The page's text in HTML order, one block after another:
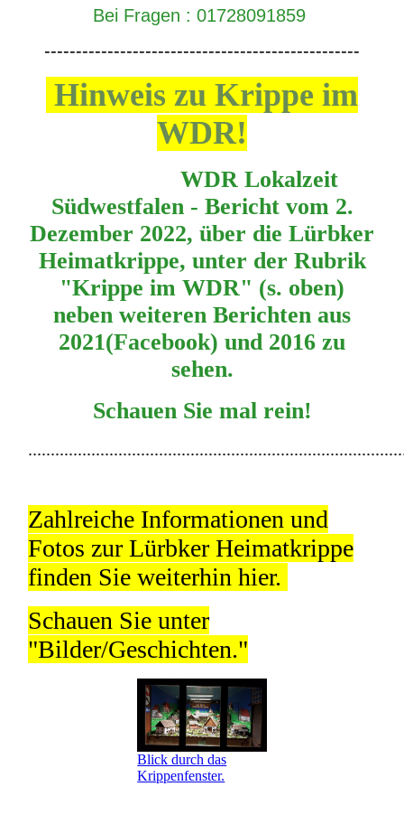
Bei Fragen : 01728091859
--------------------------------------------------
Hinweis zu Krippe im
WDR!
WDR Lokalzeit
Südwestfalen - Bericht vom 2.
Dezember 2022, über die Lürbker
Heimatkrippe, unter der Rubrik
"Krippe im WDR" (s. oben)
neben weiteren Berichten aus
2021(Facebook) und 2016 zu
sehen.
Schauen Sie mal rein!
Zahlreiche Informationen und
Fotos zur Lürbker Heimatkrippe
finden Sie weiterhin hier.
Schauen Sie unter
"Bilder/Geschichten."
Blick durch das
Krippenfenster.